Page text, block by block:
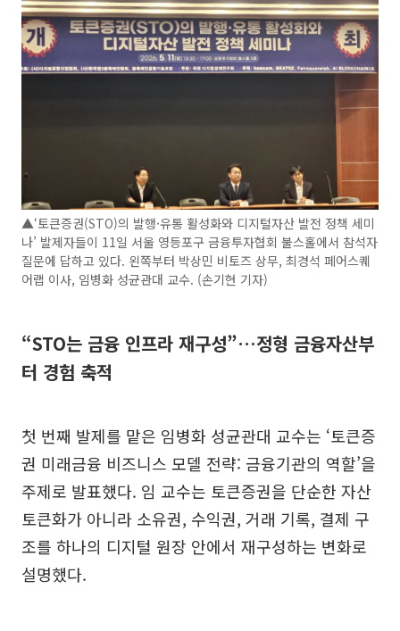
▲‘토큰증권(STO)의 발행·유통 활성화와 디지털자산 발전 정책 세미
나’ 발제자들이 11일 서울 영등포구 금융투자협회 불스홀에서 참석자
질문에 답하고 있다. 왼쪽부터 박상민 비토즈 상무, 최경석 페어스퀘
어랩 이사, 임병화 성균관대 교수. (손기현 기자)
“STO는 금융 인프라 재구성”…정형 금융자산부
터 경험 축적
첫 번째 발제를 맡은 임병화 성균관대 교수는 ‘토큰증
권 미래금융 비즈니스 모델 전략: 금융기관의 역할’을
주제로 발표했다. 임 교수는 토큰증권을 단순한 자산
토큰화가 아니라 소유권, 수익권, 거래 기록, 결제 구
조를 하나의 디지털 원장 안에서 재구성하는 변화로
설명했다.